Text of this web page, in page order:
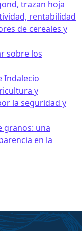
trazan hoja
rentabilidad
de cereales y
sobre los
Indalecio
y
la seguridad y
granos: una
en la